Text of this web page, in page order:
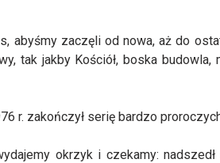
abyśmy zaczęli od nowa, aż do
tak jakby Kościół, boska
r. zakończył serię bardzo
okrzyk i czekamy: